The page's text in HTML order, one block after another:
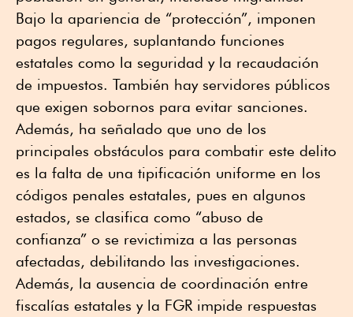
Bajo la apariencia de “protección”, imponen
pagos regulares, suplantando funciones
estatales como la seguridad y la recaudación
de impuestos. También hay servidores públicos
que exigen sobornos para evitar sanciones.
Además, ha señalado que uno de los
principales obstáculos para combatir este delito
es la falta de una tipificación uniforme en los
códigos penales estatales, pues en algunos
estados, se clasifica como “abuso de
confianza” o se revictimiza a las personas
afectadas, debilitando las investigaciones.
Además, la ausencia de coordinación entre
fiscalías estatales y la FGR impide respuestas